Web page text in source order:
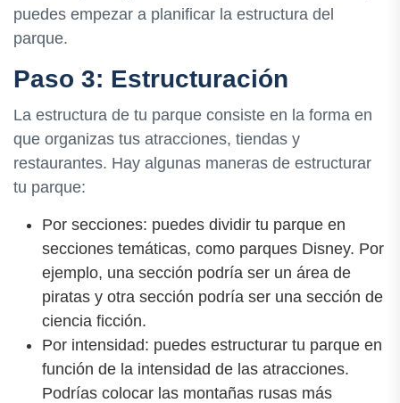
puedes empezar a planificar la estructura del
parque.
Paso 3: Estructuración
La estructura de tu parque consiste en la forma en
que organizas tus atracciones, tiendas y
restaurantes. Hay algunas maneras de estructurar
tu parque:
Por secciones: puedes dividir tu parque en
secciones temáticas, como parques Disney. Por
ejemplo, una sección podría ser un área de
piratas y otra sección podría ser una sección de
ciencia ficción.
Por intensidad: puedes estructurar tu parque en
función de la intensidad de las atracciones.
Podrías colocar las montañas rusas más